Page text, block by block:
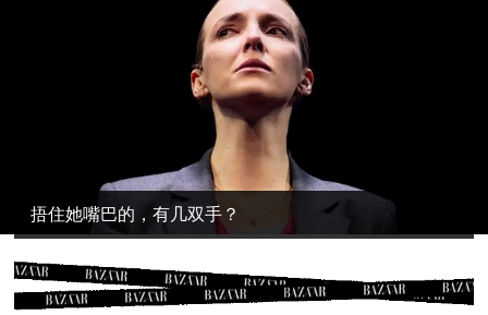
捂住她嘴巴的，有几双手？